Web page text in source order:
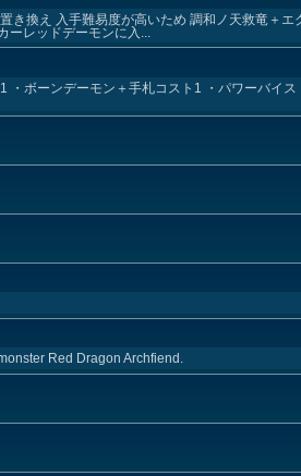
き換え 入手難易度が高いため 調和ノ天救竜＋
レッドデーモンに入...
・ボーンデーモン＋手札コスト1 ・パワーバイ
Red Dragon Archfiend.